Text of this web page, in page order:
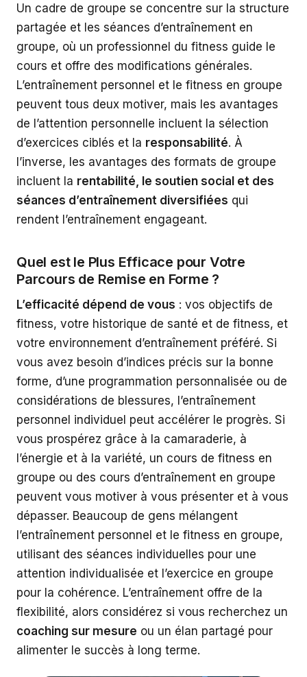
Un cadre de groupe se concentre sur la structure
partagée et les séances d’entraînement en
groupe, où un professionnel du fitness guide le
cours et offre des modifications générales.
L’entraînement personnel et le fitness en groupe
peuvent tous deux motiver, mais les avantages
de l’attention personnelle incluent la sélection
d’exercices ciblés et la responsabilité. À
l’inverse, les avantages des formats de groupe
incluent la rentabilité, le soutien social et des
séances d’entraînement diversifiées qui
rendent l’entraînement engageant.
Quel est le Plus Efficace pour Votre
Parcours de Remise en Forme ?
L’efficacité dépend de vous : vos objectifs de
fitness, votre historique de santé et de fitness, et
votre environnement d’entraînement préféré. Si
vous avez besoin d’indices précis sur la bonne
forme, d’une programmation personnalisée ou de
considérations de blessures, l’entraînement
personnel individuel peut accélérer le progrès. Si
vous prospérez grâce à la camaraderie, à
l’énergie et à la variété, un cours de fitness en
groupe ou des cours d’entraînement en groupe
peuvent vous motiver à vous présenter et à vous
dépasser. Beaucoup de gens mélangent
l’entraînement personnel et le fitness en groupe,
utilisant des séances individuelles pour une
attention individualisée et l’exercice en groupe
pour la cohérence. L’entraînement offre de la
flexibilité, alors considérez si vous recherchez un
coaching sur mesure ou un élan partagé pour
alimenter le succès à long terme.